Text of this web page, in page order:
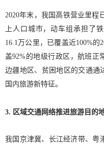
2020年末，我国高铁营业里程
上人口城市，动车组承担了
16.1万公里，已覆盖近100%
盖92%的地级行政区，航班正
边疆地区、贫困地区的交通通
国内旅游新特征。
3. 区域交通网络推进旅游目的
我国京津冀、长江经济带、粤